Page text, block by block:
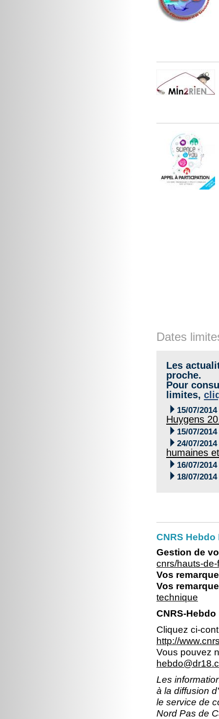
Dates
Les
proche.
Pour
limites,
 15/07/2014
Huygens
 15/07/2014
 24/07/2014
humaines
 16/07/2014
 18/07/2014
CNRS
Gestion de
cnrs/hauts-
Vos
Vos
technique
CNRS-
Cliquez ci-
http://
Vous pouvez
Les
à la diffusion
le service de
Nord Pas de